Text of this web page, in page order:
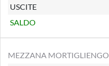
USCITE
SALDO
MEZZANA MORTIGLIENGO